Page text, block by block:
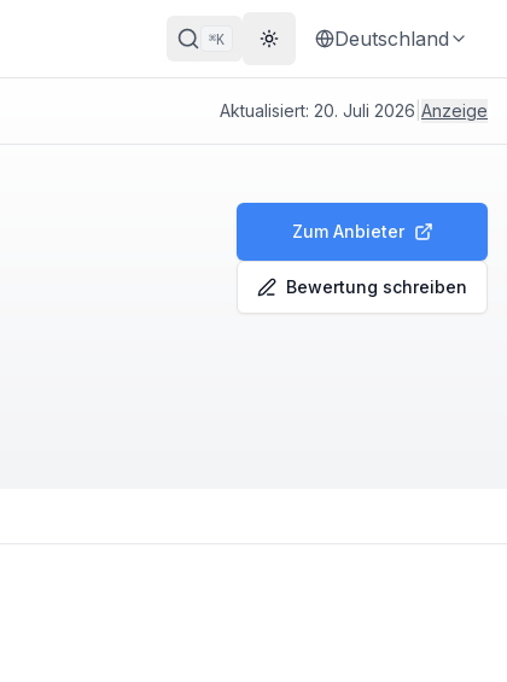
⌘K Theme wechseln
Deutschland
Aktualisiert: 20. Juli 2026 Anzeige
Zum Anbieter
Bewertung schreiben